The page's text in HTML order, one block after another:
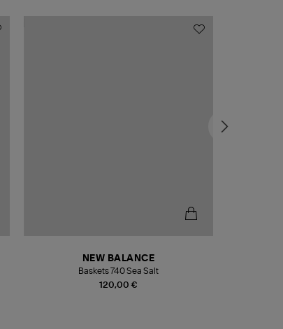
120,00 €
NEW BALANCE
Baskets 740 Sea Salt